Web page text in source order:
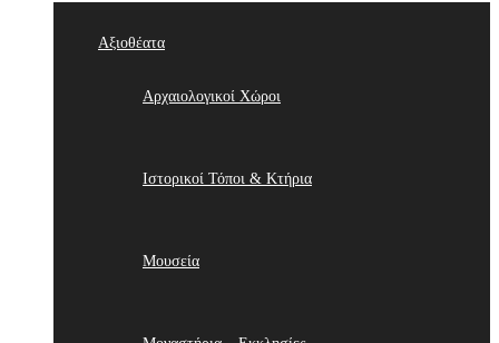
Αξιοθέατα
Αρχαιολογικοί Χώροι
Ιστορικοί Τόποι & Κτήρια
Μουσεία